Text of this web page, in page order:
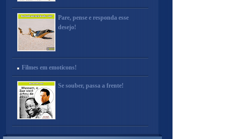
Pare, pense e responda esse
desejo!
Filmes em emoticons!
Se souber, passa a frente!